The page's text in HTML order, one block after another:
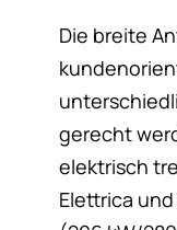
Die breite
gerecht
elektrisch
Elettrica